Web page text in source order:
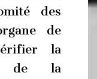
des
de
la
de la